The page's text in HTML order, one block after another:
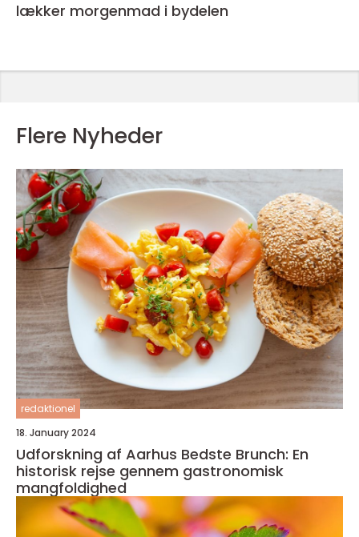
lækker morgenmad i bydelen
Flere Nyheder
redaktionel
18. January 2024
Udforskning af Aarhus Bedste Brunch: En
historisk rejse gennem gastronomisk
mangfoldighed